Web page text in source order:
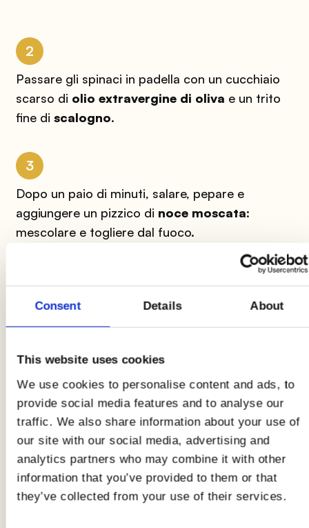
Consent Details About
This website uses cookies
We use cookies to personalise content and ads, to
provide social media features and to analyse our
traffic. We also share information about your use of
our site with our social media, advertising and
analytics partners who may combine it with other
information that you’ve provided to them or that
they’ve collected from your use of their services.
2
Passare gli spinaci in padella con un cucchiaio
scarso di olio extravergine di oliva e un trito
fine di scalogno.
3
Dopo un paio di minuti, salare, pepare e
aggiungere un pizzico di noce moscata:
mescolare e togliere dal fuoco.
Trasferire gli spinaci nel mixer con la ricottae il
Parmigianograttugiato: frullare alla velocità
omogenea. Assaggiare e, se necessario,
aggiustare di sale.
5